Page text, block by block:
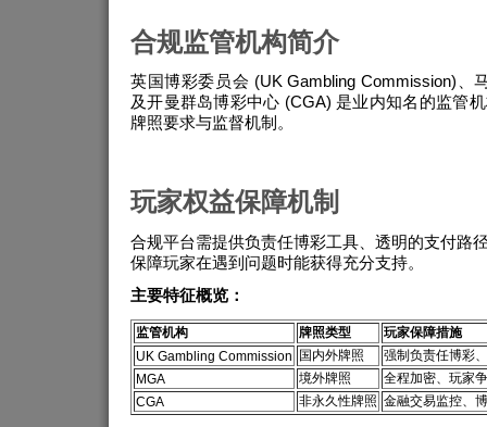
合规监管机构简介
英国博彩委员会 (UK Gambling Commission)、
及开曼群岛博彩中心 (CGA) 是业内知名的监管
牌照要求与监督机制。
玩家权益保障机制
合规平台需提供负责任博彩工具、透明的支付路
保障玩家在遇到问题时能获得充分支持。
主要特征概览：
监管机构 牌照类型
玩家保障措施
UK Gambling Commission
国内外牌照
强制负责任博彩
MGA
境外牌照
全程加密、玩家
CGA
非永久性牌照 金融交易监控、